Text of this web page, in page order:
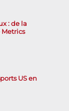
: de la
Metrics
US en